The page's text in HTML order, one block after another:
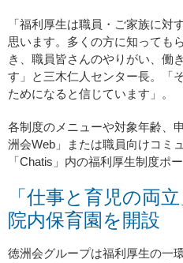
「福利厚生は職員・ご家族に対
思います。多くの方に知っても
き、職員皆さんのやりがい、働
す」と三木仁人センター長。「
ためになると信じています」。
各制度のメニューや対象年齢、
洲会Web」または職員向けコミ
「Chatis」内の福利厚生制度ポ
「仕事と育児の両
院内保育園を開設
徳洲会グループは福利厚生の一